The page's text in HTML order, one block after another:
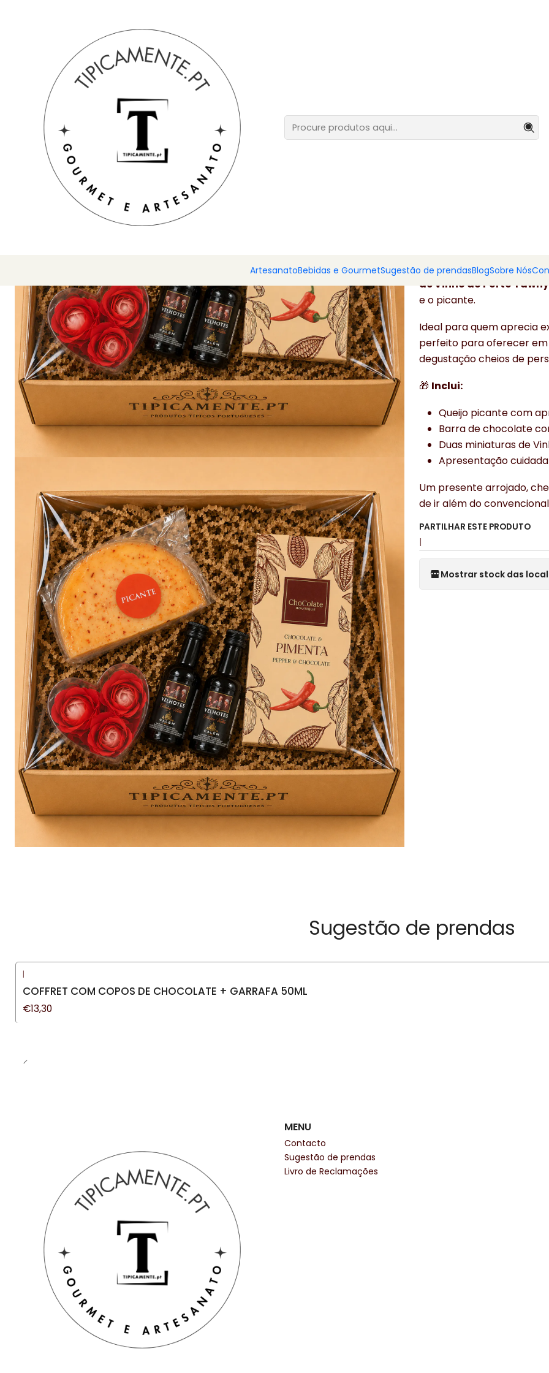
ArtesanatoBebidas e GourmetSugestão de prendasBlogSobre Nós
Bebidas e Gourmet Bebidas alcoólicas
de
com uma sofisticada
de Vinho do Porto Tawny
e o picante.
Ideal para quem aprecia
perfeito para oferecer
degustação cheios de
🎁 Inclui:
Queijo picante com
Barra de chocolate
Duas miniaturas de
Apresentação
Um presente arrojado,
de ir além do
PARTILHAR ESTE PRODUTO
|
Mostrar stock das
Sugestão de prendas
|
COFFRET COM COPOS DE CHOCOLATE + GARRAFA 50ML
€13,30
MENU
Contacto
Sugestão de prendas
Livro de Reclamações